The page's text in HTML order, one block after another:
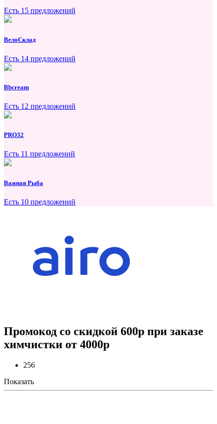
Есть 15 предложений
ВелоСклад
Есть 14 предложений
Bbcream
Есть 12 предложений
PRO32
Есть 11 предложений
Важная Рыба
Есть 10 предложений
Промокод со скидкой 600р при заказе
химчистки от 4000р
256
Показать